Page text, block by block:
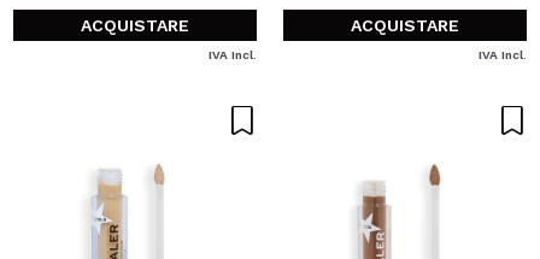
ACQUISTARE
IVA Incl.
ACQUISTARE
IVA Incl.